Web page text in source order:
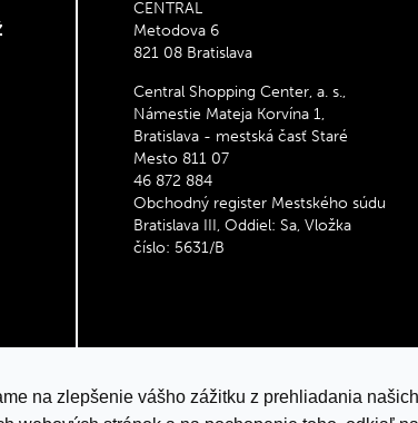
na zlepšenie vášho zážitku z prehliadania
CENTRAL
Metodova 6
821 08 Bratislava
Central Shopping Center, a. s.,
Námestie Mateja Korvína 1,
Bratislava - mestská časť Staré
Mesto 811 07
46 872 884
Obchodný register Mestského súdu
Bratislava III, Oddiel: Sa, Vložka
číslo: 5631/B